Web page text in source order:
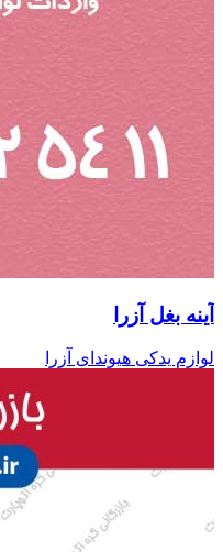
آینه بغل آزرا
لوازم یدکی هیوندای آزرا